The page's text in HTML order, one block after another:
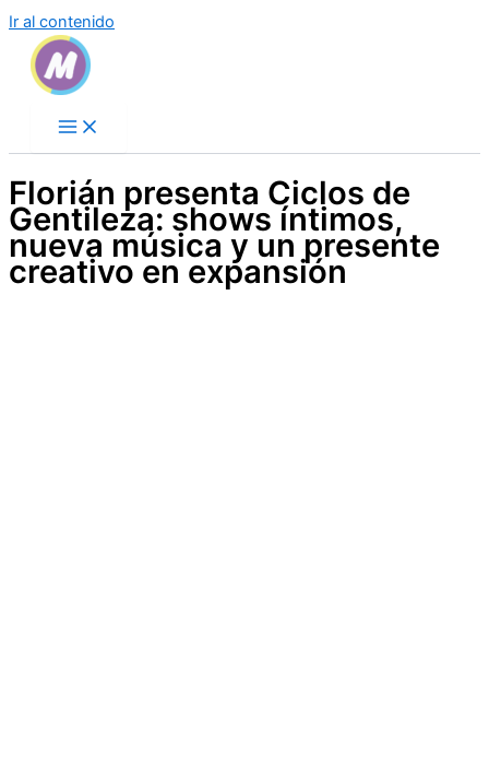
Ir al contenido
Florián presenta Ciclos de
Gentileza: shows íntimos,
nueva música y un presente
creativo en expansión